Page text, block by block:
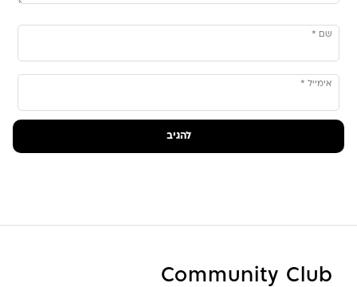
שם *
אימייל *
Community Club